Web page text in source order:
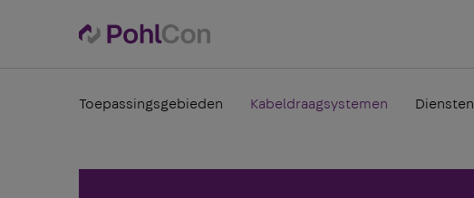
Toepassingsgebieden Kabeldraagsystemen Diensten